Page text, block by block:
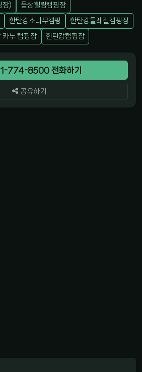
장)
동상힐링캠핑장
한탄강소나무캠핑
한탄강둘레길캠핑장
카누 캠핑장 한탄강캠핑장
774-8500 전화하기
공유하기